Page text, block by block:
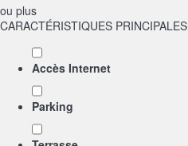
ou plus
CARACTÉRISTIQUES PRINCIPALES
Accès Internet
Parking